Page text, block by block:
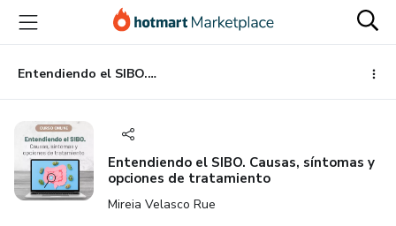
principal
página
de
página
Entendiendo el SIBO. Causas, síntomas y opciones de tratamiento
Entendiendo el SIBO. Causas, síntomas y
opciones de tratamiento
Mireia Velasco Rue